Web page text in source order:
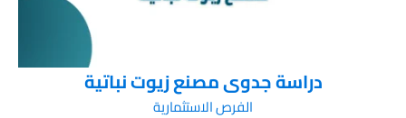
دراسة جدوى مصنع زيوت نباتية
الفرص الاستثمارية